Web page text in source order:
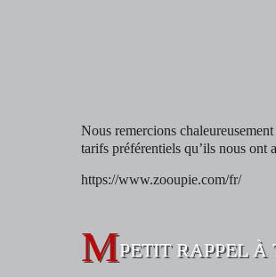
Nous remercions
tarifs préférentiels qu’ils nous ont
https://www.zooupie.com/fr/
PETIT RAPPEL À